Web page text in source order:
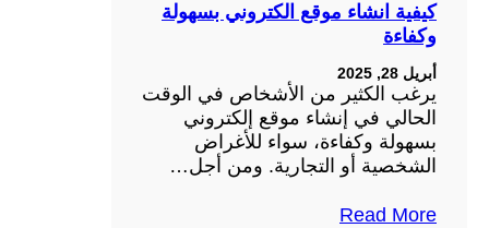
كيفية انشاء موقع الكتروني بسهولة
وكفاءة
أبريل 28, 2025
يرغب الكثير من الأشخاص في الوقت
الحالي في إنشاء موقع إلكتروني
بسهولة وكفاءة، سواء للأغراض
الشخصية أو التجارية. ومن أجل…
Read More